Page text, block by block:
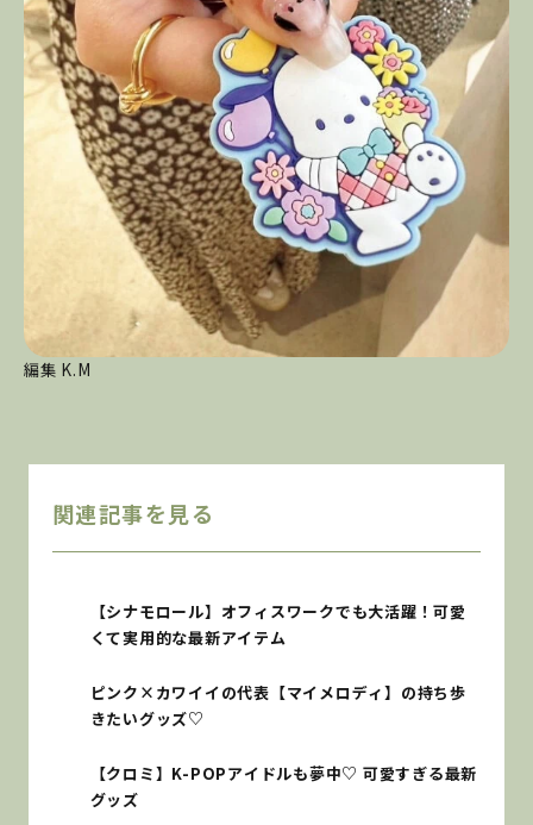
編集 K.M
関連記事を見る
【シナモロール】オフィスワークでも大活躍！可愛
くて実用的な最新アイテム
ピンク×カワイイの代表【マイメロディ】の持ち歩
きたいグッズ♡
【クロミ】K-POPアイドルも夢中♡ 可愛すぎる最新
グッズ